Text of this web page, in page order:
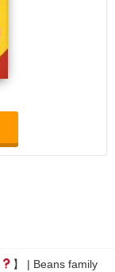
】 | Beans family